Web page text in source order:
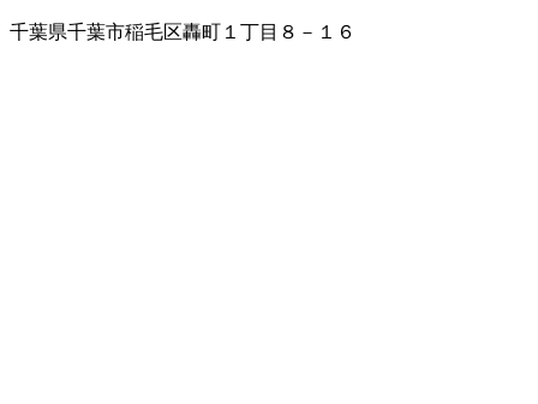
千葉県千葉市稲毛区轟町１丁目８－１６